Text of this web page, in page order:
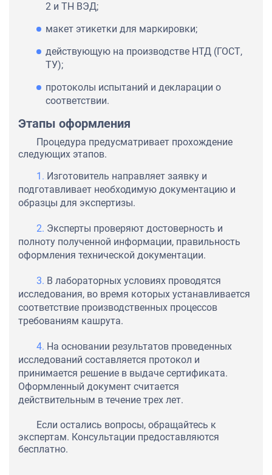
2 и ТН ВЭД;
макет этикетки для маркировки;
действующую на производстве НТД (ГОСТ,
ТУ);
протоколы испытаний и декларации о
соответствии.
Этапы оформления
Процедура предусматривает прохождение
следующих этапов.
Изготовитель направляет заявку и
подготавливает необходимую документацию и
образцы для экспертизы.
Эксперты проверяют достоверность и
полноту полученной информации, правильность
оформления технической документации.
В лабораторных условиях проводятся
исследования, во время которых устанавливается
соответствие производственных процессов
требованиям кашрута.
На основании результатов проведенных
исследований составляется протокол и
принимается решение в выдаче сертификата.
Оформленный документ считается
действительным в течение трех лет.
Если остались вопросы, обращайтесь к
экспертам. Консультации предоставляются
бесплатно.